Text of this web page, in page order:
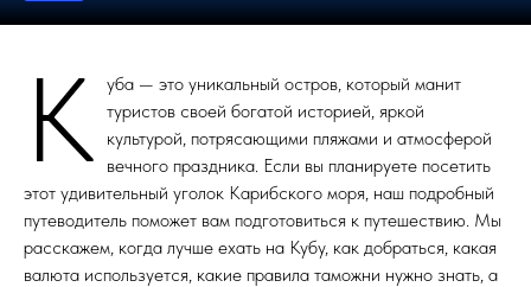
К уба — это уникальный остров, который манит
туристов своей богатой историей, яркой
культурой, потрясающими пляжами и атмосферой
вечного праздника. Если вы планируете посетить
этот удивительный уголок Карибского моря, наш подробный
путеводитель поможет вам подготовиться к путешествию. Мы
расскажем, когда лучше ехать на Кубу, как добраться, какая
валюта используется, какие правила таможни нужно знать, а